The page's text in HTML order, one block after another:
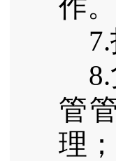
作。
管
理